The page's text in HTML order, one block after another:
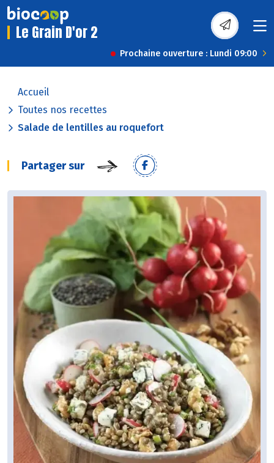
Le Grain D'or 2
Prochaine ouverture : Lundi 09:00
Accueil
Toutes nos recettes
Salade de lentilles au roquefort
Partager sur